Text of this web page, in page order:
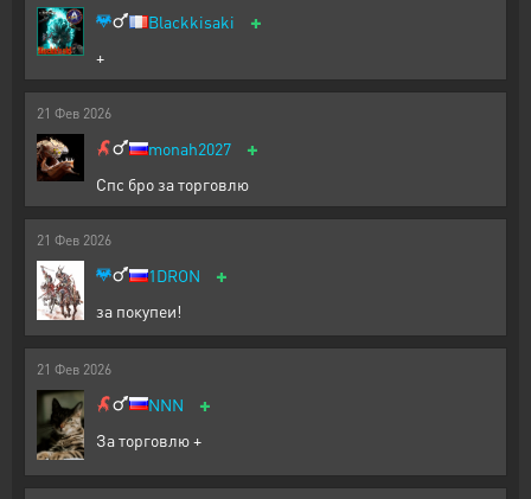
Blackkisaki +
+
21 Фев 2026
monah2027 +
Спс бро за торговлю
21 Фев 2026
1DRON +
за покупеи!
21 Фев 2026
NNN +
За торговлю +